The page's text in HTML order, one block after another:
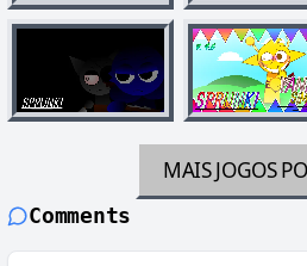
MAIS JOGOS
Comments